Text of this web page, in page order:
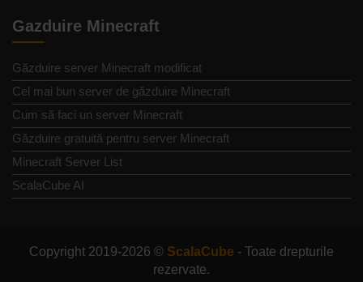
Gazduire Minecraft
Găzduire server Minecraft modificat
Cel mai bun server de găzduire Minecraft
Cum să faci un server Minecraft
Găzduire gratuită pentru server Minecraft
Minecraft Server List
ScalaCube AI
Copyright 2019-2026 © ScalaCube - Toate drepturile
rezervate.